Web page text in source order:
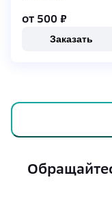
от 500 ₽
Заказать